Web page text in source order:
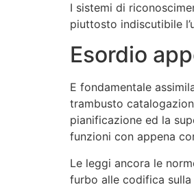
I sistemi di
piuttosto indiscutibile
Esordio
E fondamentale
trambusto
pianificazione ed la
funzioni con appena
Le leggi ancora le
furbo alle codifica